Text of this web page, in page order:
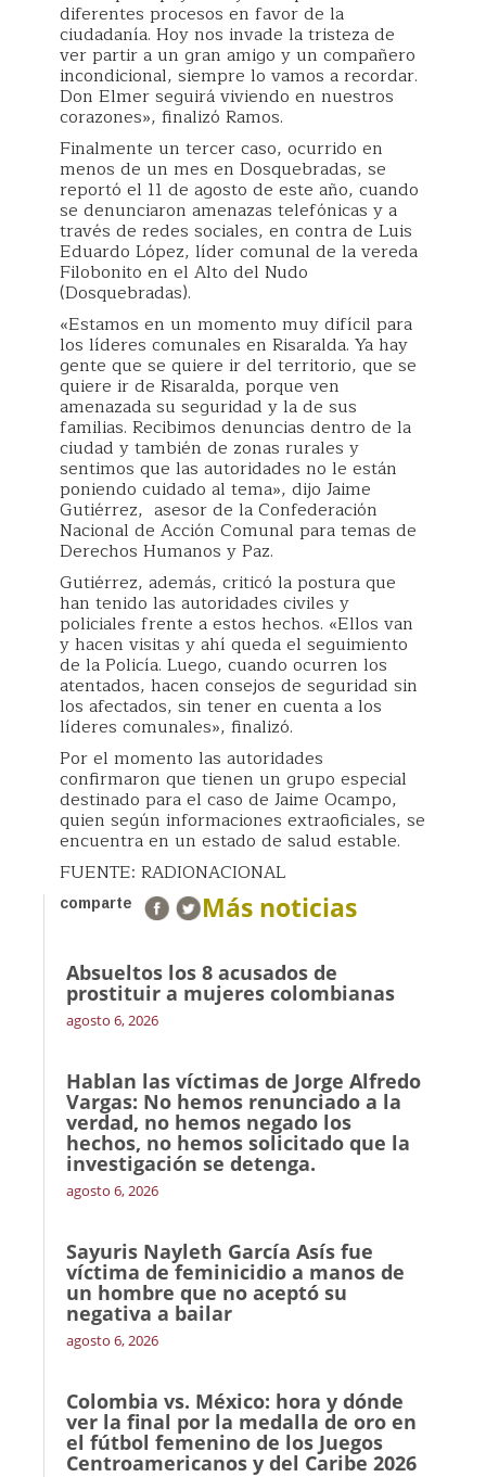
diferentes procesos en favor de la
ciudadanía. Hoy nos invade la tristeza de
ver partir a un gran amigo y un compañero
incondicional, siempre lo vamos a recordar.
Don Elmer seguirá viviendo en nuestros
corazones», finalizó Ramos.
Finalmente un tercer caso, ocurrido en
menos de un mes en Dosquebradas, se
reportó el 11 de agosto de este año, cuando
se denunciaron amenazas telefónicas y a
través de redes sociales, en contra de Luis
Eduardo López, líder comunal de la vereda
Filobonito en el Alto del Nudo
(Dosquebradas).
«Estamos en un momento muy difícil para
los líderes comunales en Risaralda. Ya hay
gente que se quiere ir del territorio, que se
quiere ir de Risaralda, porque ven
amenazada su seguridad y la de sus
familias. Recibimos denuncias dentro de la
ciudad y también de zonas rurales y
sentimos que las autoridades no le están
poniendo cuidado al tema», dijo Jaime
Gutiérrez, asesor de la Confederación
Nacional de Acción Comunal para temas de
Derechos Humanos y Paz.
Gutiérrez, además, criticó la postura que
han tenido las autoridades civiles y
policiales frente a estos hechos. «Ellos van
y hacen visitas y ahí queda el seguimiento
de la Policía. Luego, cuando ocurren los
atentados, hacen consejos de seguridad sin
los afectados, sin tener en cuenta a los
líderes comunales», finalizó.
Por el momento las autoridades
confirmaron que tienen un grupo especial
destinado para el caso de Jaime Ocampo,
quien según informaciones extraoficiales, se
encuentra en un estado de salud estable.
FUENTE: RADIONACIONAL
comparte Más noticias
Absueltos los 8 acusados de
prostituir a mujeres colombianas
agosto 6, 2026
Hablan las víctimas de Jorge Alfredo
Vargas: No hemos renunciado a la
verdad, no hemos negado los
hechos, no hemos solicitado que la
investigación se detenga.
agosto 6, 2026
Sayuris Nayleth García Asís fue
víctima de feminicidio a manos de
un hombre que no aceptó su
negativa a bailar
agosto 6, 2026
Colombia vs. México: hora y dónde
ver la final por la medalla de oro en
el fútbol femenino de los Juegos
Centroamericanos y del Caribe 2026